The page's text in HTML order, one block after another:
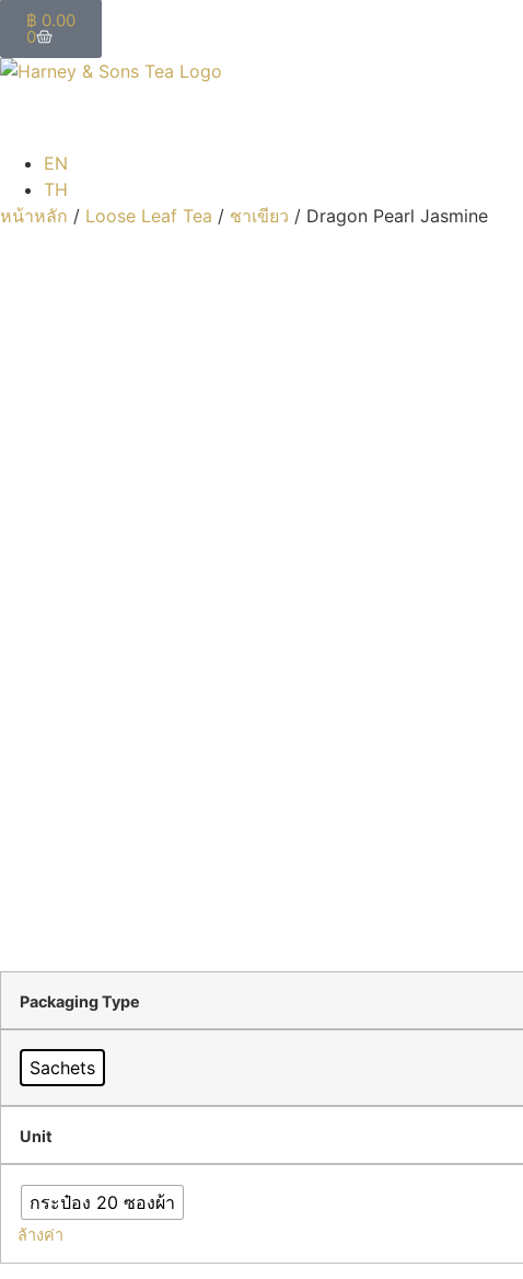
฿ 0.00
0
EN
TH
หน้าหลัก / Loose Leaf Tea / ชาเขียว / Dragon Pearl Jasmine
Packaging Type
Sachets
Unit
กระป๋อง 20 ซองผ้า
ล้างค่า